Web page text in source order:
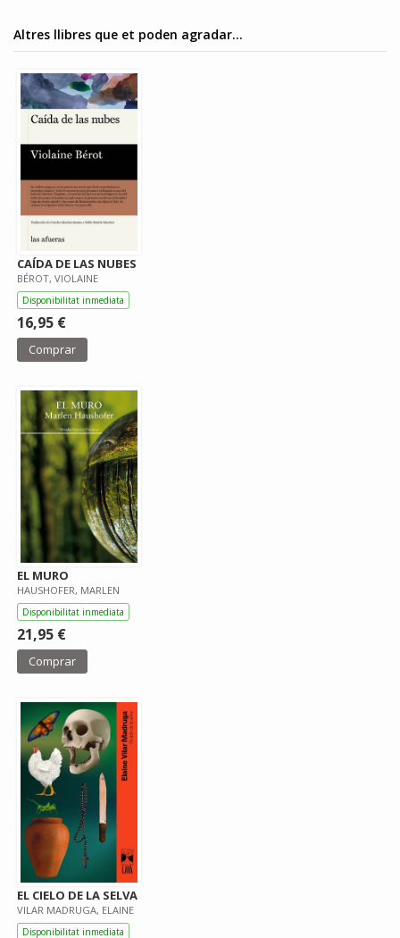
Altres llibres que et poden agradar...
CAÍDA DE LAS NUBES
BÉROT, VIOLAINE
Disponibilitat inmediata
16,95 €
Comprar
EL MURO
HAUSHOFER, MARLEN
Disponibilitat inmediata
21,95 €
Comprar
EL CIELO DE LA SELVA
VILAR MADRUGA, ELAINE
Disponibilitat inmediata